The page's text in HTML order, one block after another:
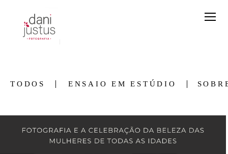
TODOS ENSAIO EM ESTÚDIO